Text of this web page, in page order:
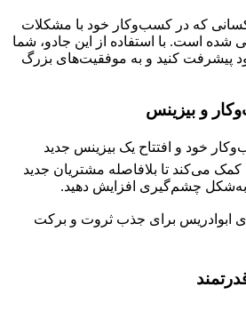
کسانی که در کسب‌وکار خود با مشکلات
شده است. با استفاده از این جادو، شما
پیشرفت کنید و به موفقیت‌های بزرگ
و بیزینس
خود و افتتاح یک بیزینس جدید
می‌کند تا بلافاصله مشتریان جدید
به‌شکل چشم‌گیری افزایش دهید.
ابوادریس برای جذب ثروت و برکت